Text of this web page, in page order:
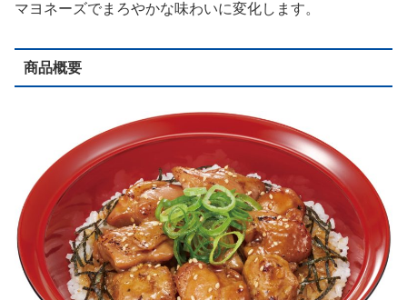
マヨネーズでまろやかな味わいに変化します。
商品概要